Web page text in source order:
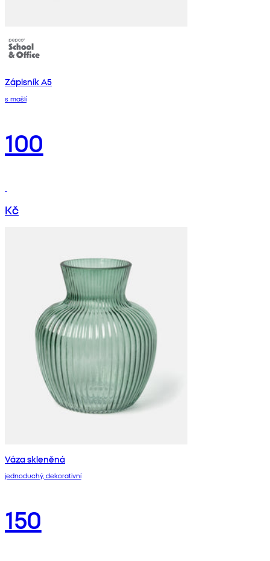
Zápisník A5
s mašlí
100
Kč
Váza skleněná
jednoduchý, dekorativní
150